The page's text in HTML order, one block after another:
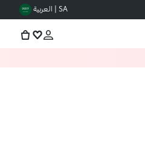
SA | العربية